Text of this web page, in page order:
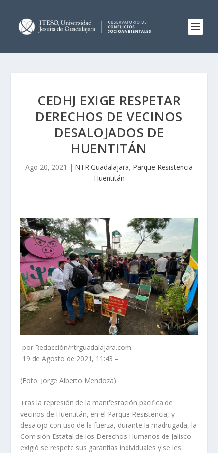
CEDHJ EXIGE RESPETAR
DERECHOS DE VECINOS
DESALOJADOS DE
HUENTITÁN
Ago 20, 2021 | NTR Guadalajara, Parque Resistencia
Huentitán
por Redacción/ntrguadalajara.com
19 de Agosto de 2021, 11:43 –
(Foto: Jorge Alberto Mendoza)
Tras la represión de la manifestación pacifica de
vecinos de Huentitán, en el Parque Resistencia, y
desalojo con uso de la fuerza, durante la madrugada, la
Comisión Estatal de los Derechos Humanos de Jalisco
exigió se respete sus garantías individuales y se les